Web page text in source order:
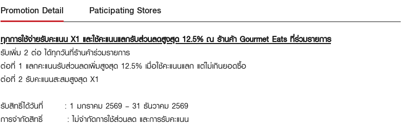
Promotion Detail Paticipating Stores
ทุกการใช้จ่ายรับคะแนน X1 และใช้คะแนนแลกรับส่วนลดสูงสุด 12.5% ณ ร้านค้า Gourmet Eats ที่ร่วมรายการ
รับเพิ่ม 2 ต่อ ได้ทุกวันที่ร้านค้าร่วมรายการ
ต่อที่ 1 แลกคะแนนรับส่วนลดเพิ่มสูงสุด 12.5% เมื่อใช้คะแนนแลก แต่ไม่เกินยอดซื้อ
ต่อที่ 2 รับคะแนนสะสมสูงสุด X1
รับสิทธิ์ได้วันที่ : 1 มกราคม 2569 – 31 ธันวาคม 2569
การจำกัดสิทธิ์ : ไม่จำกัดการใช้ส่วนลด และการรับคะแนน